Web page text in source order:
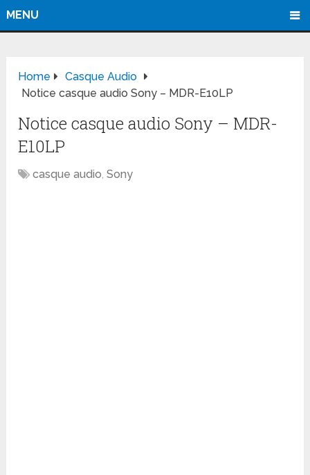
MENU
Home
Casque Audio
Notice casque audio Sony – MDR-E10LP
Notice casque audio Sony – MDR-
E10LP
casque audio,Sony